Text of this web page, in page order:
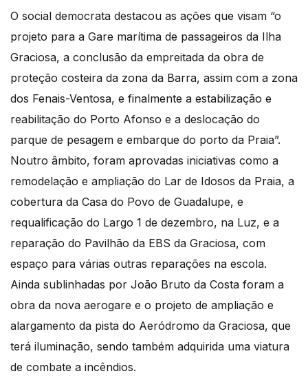
O social democrata destacou as ações que visam “o
projeto para a Gare marítima de passageiros da Ilha
Graciosa, a conclusão da empreitada da obra de
proteção costeira da zona da Barra, assim com a zona
dos Fenais-Ventosa, e finalmente a estabilização e
reabilitação do Porto Afonso e a deslocação do
parque de pesagem e embarque do porto da Praia”.
Noutro âmbito, foram aprovadas iniciativas como a
remodelação e ampliação do Lar de Idosos da Praia, a
cobertura da Casa do Povo de Guadalupe, e
requalificação do Largo 1 de dezembro, na Luz, e a
reparação do Pavilhão da EBS da Graciosa, com
espaço para várias outras reparações na escola.
Ainda sublinhadas por João Bruto da Costa foram a
obra da nova aerogare e o projeto de ampliação e
alargamento da pista do Aeródromo da Graciosa, que
terá iluminação, sendo também adquirida uma viatura
de combate a incêndios.